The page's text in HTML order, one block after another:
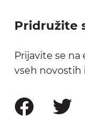
Pridružite
Prijavite se
vseh